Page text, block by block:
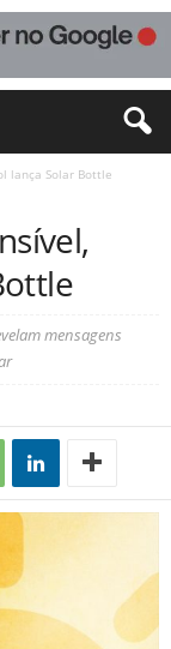
lança Solar Bottle
mensagens